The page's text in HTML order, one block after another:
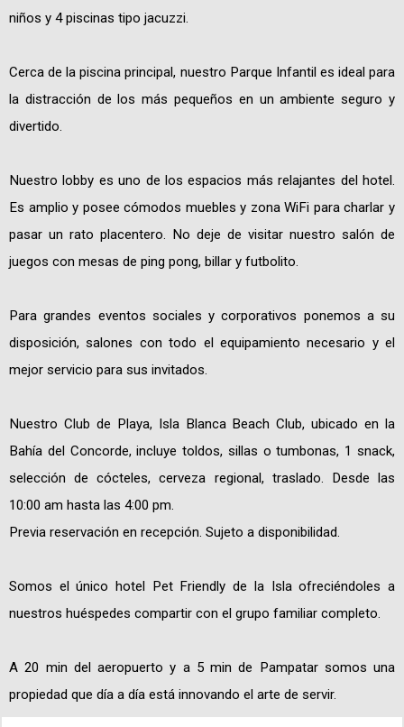
niños y 4 piscinas tipo jacuzzi.
Cerca de la piscina principal, nuestro Parque Infantil es ideal para
la distracción de los más pequeños en un ambiente seguro y
divertido.
Nuestro lobby es uno de los espacios más relajantes del hotel.
Es amplio y posee cómodos muebles y zona WiFi para charlar y
pasar un rato placentero. No deje de visitar nuestro salón de
juegos con mesas de ping pong, billar y futbolito.
Para grandes eventos sociales y corporativos ponemos a su
disposición, salones con todo el equipamiento necesario y el
mejor servicio para sus invitados.
Nuestro Club de Playa, Isla Blanca Beach Club, ubicado en la
Bahía del Concorde, incluye toldos, sillas o tumbonas, 1 snack,
selección de cócteles, cerveza regional, traslado. Desde las
10:00 am hasta las 4:00 pm.
Previa reservación en recepción. Sujeto a disponibilidad.
Somos el único hotel Pet Friendly de la Isla ofreciéndoles a
nuestros huéspedes compartir con el grupo familiar completo.
A 20 min del aeropuerto y a 5 min de Pampatar somos una
propiedad que día a día está innovando el arte de servir.